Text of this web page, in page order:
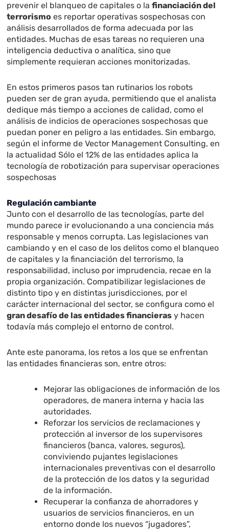
prevenir el blanqueo de capitales o lafinanciación del
terrorismo es reportar operativas sospechosas con
análisis desarrollados de forma adecuada por las
entidades. Muchas de esas tareas no requieren una
inteligencia deductiva o analítica, sino que
simplemente requieran acciones monitorizadas.
En estos primeros pasos tan rutinarios los robots
pueden ser de gran ayuda, permitiendo que el analista
dedique más tiempo a acciones de calidad, como el
análisis de indicios de operaciones sospechosas que
puedan poner en peligro a las entidades. Sin embargo,
según el informe de Vector Management Consulting, en
la actualidad Sólo el 12% de las entidades aplica la
tecnología de robotización para supervisar operaciones
sospechosas
Regulación cambiante
Junto con el desarrollo de las tecnologías, parte del
mundo parece ir evolucionando a una conciencia más
responsable y menos corrupta. Las legislaciones van
cambiando y en el caso de los delitos como el blanqueo
de capitales y la financiación del terrorismo, la
responsabilidad, incluso por imprudencia, recae en la
propia organización. Compatibilizar legislaciones de
distinto tipo y en distintas jurisdicciones, por el
carácter internacional del sector, se configura como el
gran desafío de las entidades financieras y hacen
todavía más complejo el entorno de control.
Ante este panorama, los retos a los que se enfrentan
las entidades financieras son, entre otros:
Mejorar las obligaciones de información de los
operadores, de manera interna y hacia las
autoridades.
Reforzar los servicios de reclamaciones y
protección al inversor de los supervisores
financieros (banca, valores, seguros),
conviviendo pujantes legislaciones
internacionales preventivas con el desarrollo
de la protección de los datos y la seguridad
de la información.
Recuperar la confianza de ahorradores y
usuarios de servicios financieros, en un
entorno donde los nuevos “jugadores”,